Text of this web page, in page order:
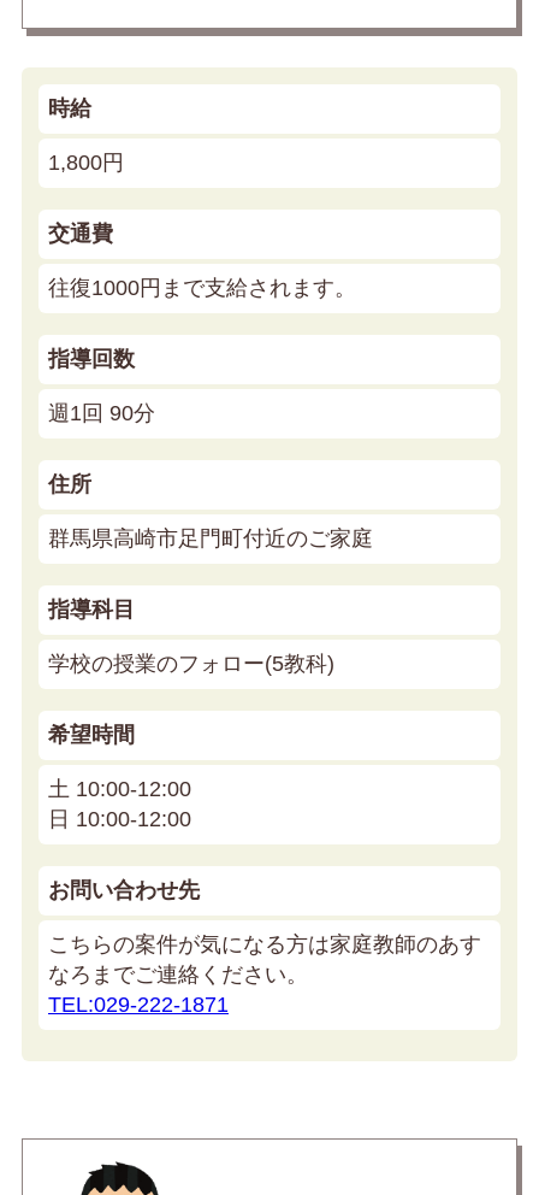
時給
1,800円
交通費
往復1000円まで支給されます。
指導回数
週1回 90分
住所
群馬県高崎市足門町付近のご家庭
指導科目
学校の授業のフォロー(5教科)
希望時間
土 10:00-12:00
日 10:00-12:00
お問い合わせ先
こちらの案件が気になる方は家庭教師のあす
なろまでご連絡ください。
TEL:029-222-1871